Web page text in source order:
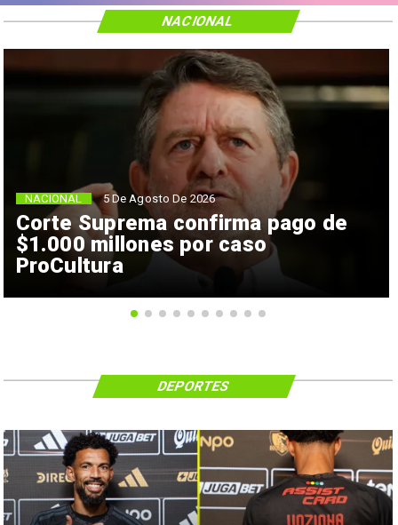
Corte Suprema confirma pago de
$1.000 millones por caso
ProCultura
NACIONAL 5 De Agosto De 2026
NACIONAL
DEPORTES